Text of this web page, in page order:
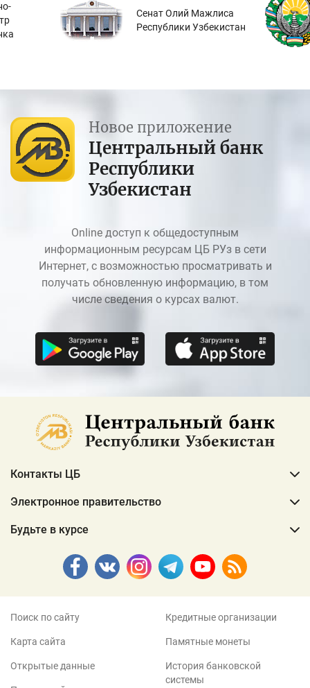
Сенат Олий Мажлиса
Республики Узбекистан
Новое приложение
Центральный банк
Республики
Узбекистан
Online доступ к общедоступным
информационным ресурсам ЦБ РУз в сети
Интернет, с возможностью просматривать и
получать обновленную информацию, в том
числе сведения о курсах валют.
Контакты ЦБ
Электронное правительство
Будьте в курсе
Поиск по сайту
Карта сайта
Открытые данные
Кредитные организации
Памятные монеты
История банковской
системы